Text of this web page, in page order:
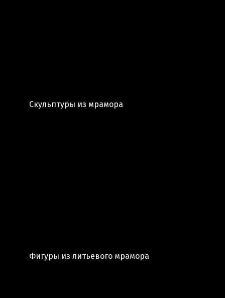
Скульптуры из мрамора
Фигуры из литьевого мрамора